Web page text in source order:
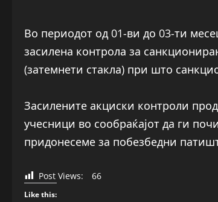
Во периодот од 01-ви до 03-ти
засилена контрола за
(затемнети стакла) при што
Засилените акциски контроли
учесници во сообраќајот да ги
придонесеме за побезбедни
Post Views: 66
Like this: